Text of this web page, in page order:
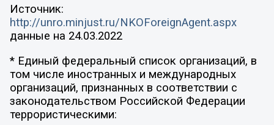
Источник:
http://unro.minjust.ru/NKOForeignAgent.aspx
данные на 24.03.2022
* Единый федеральный список организаций, в
том числе иностранных и международных
организаций, признанных в соответствии с
законодательством Российской Федерации
террористическими: